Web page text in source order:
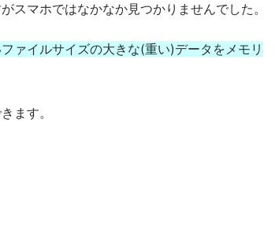
スマホではなかなか見つかりませんでした。
ァイルサイズの大きな(重い)データをメモリ
ます。